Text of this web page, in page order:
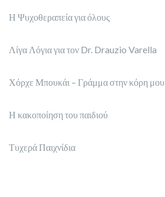
Η Ψυχοθεραπεία για όλους
Λίγα Λόγια για τον Dr. Drauzio Varella
Χόρχε Μπουκάι – Γράμμα στην κόρη μου
Η κακοποίηση του παιδιού
Τυχερά Παιχνίδια